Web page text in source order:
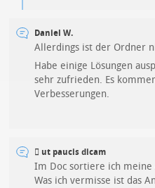
Daniel W.
Allerdings ist der Ordner
Habe einige Lösungen
sehr zufrieden. Es
Verbesserungen.
 ut paucis dicam
Im Doc sortiere ich meine
Was ich vermisse ist das